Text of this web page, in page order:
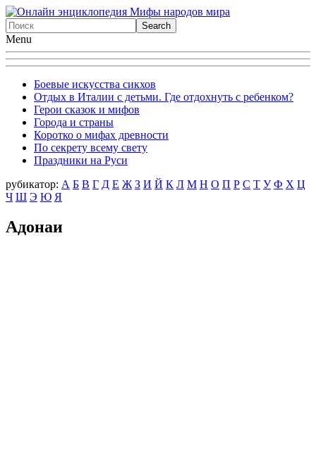
Menu
Боевые искусства сикхов
Отдых в Италии с детьми. Где отдохнуть с ребенком?
Герои сказок и мифов
Города и страны
Коротко о мифах древности
По секрету всему свету
Праздники на Руси
рубикатор: А Б В Г Д Е Ж З И Й К Л М Н О П Р С Т У Ф X Ц
Ч Ш Э Ю Я
Адонаи